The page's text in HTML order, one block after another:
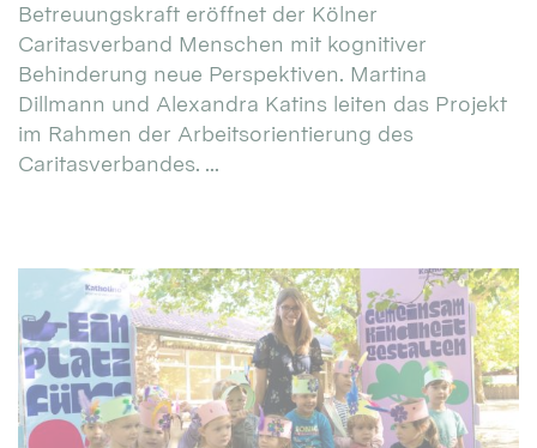
Betreuungskraft eröffnet der Kölner
Caritasverband Menschen mit kognitiver
Behinderung neue Perspektiven. Martina
Dillmann und Alexandra Katins leiten das Projekt
im Rahmen der Arbeitsorientierung des
Caritasverbandes. ...